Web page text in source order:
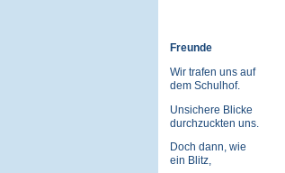
Freunde
Wir trafen uns auf
dem Schulhof.
Unsichere Blicke
durchzuckten uns.
Doch dann, wie
ein Blitz,